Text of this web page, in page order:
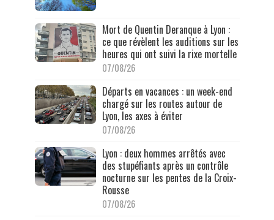
Mort de Quentin Deranque à Lyon :
ce que révèlent les auditions sur les
heures qui ont suivi la rixe mortelle
07/08/26
Départs en vacances : un week-end
chargé sur les routes autour de
Lyon, les axes à éviter
07/08/26
Lyon : deux hommes arrêtés avec
des stupéfiants après un contrôle
nocturne sur les pentes de la Croix-
Rousse
07/08/26